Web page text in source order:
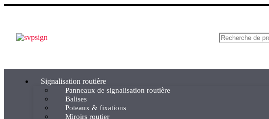
Signalisation routière
Panneaux de signalisation routière
Balises
Poteaux & fixations
Miroirs routier